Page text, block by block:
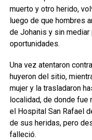
muerto y otro herido,
luego de que hombres
de Johanis y sin
oportunidades.
Una vez atentaron
huyeron del sitio,
mujer y la trasladaron
localidad, de donde
el Hospital San Rafael
de sus heridas, pero
falleció.